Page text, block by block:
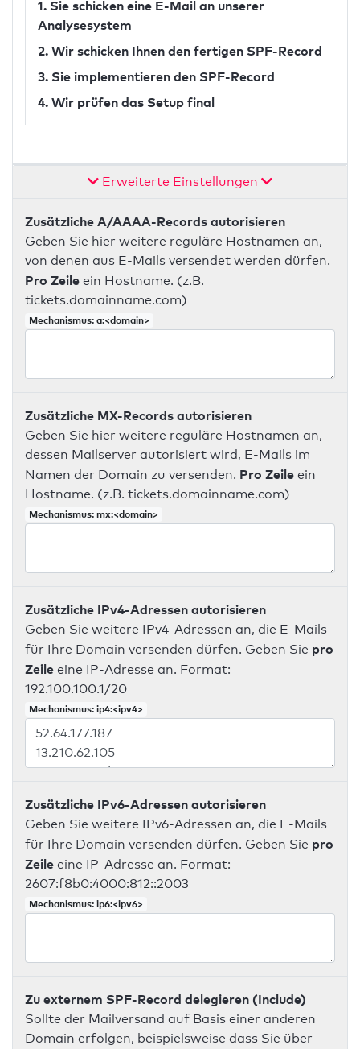
1. Sie schicken eine E-Mail an unserer
Analysesystem
2. Wir schicken Ihnen den fertigen SPF-Record
3. Sie implementieren den SPF-Record
4. Wir prüfen das Setup final
Erweiterte Einstellungen
Zusätzliche A/AAAA-Records autorisieren
Geben Sie hier weitere reguläre Hostnamen an,
von denen aus E-Mails versendet werden dürfen.
Pro Zeile ein Hostname. (z.B.
tickets.domainname.com)
Mechanismus: a:<domain>
Zusätzliche MX-Records autorisieren
Geben Sie hier weitere reguläre Hostnamen an,
dessen Mailserver autorisiert wird, E-Mails im
Namen der Domain zu versenden. Pro Zeile ein
Hostname. (z.B. tickets.domainname.com)
Mechanismus: mx:<domain>
Zusätzliche IPv4-Adressen autorisieren
Geben Sie weitere IPv4-Adressen an, die E-Mails
für Ihre Domain versenden dürfen. Geben Sie pro
Zeile eine IP-Adresse an. Format:
192.100.100.1/20
Mechanismus: ip4:<ipv4>
Zusätzliche IPv6-Adressen autorisieren
Geben Sie weitere IPv6-Adressen an, die E-Mails
für Ihre Domain versenden dürfen. Geben Sie pro
Zeile eine IP-Adresse an. Format:
2607:f8b0:4000:812::2003
Mechanismus: ip6:<ipv6>
Zu externem SPF-Record delegieren (Include)
Sollte der Mailversand auf Basis einer anderen
Domain erfolgen, beispielsweise dass Sie über